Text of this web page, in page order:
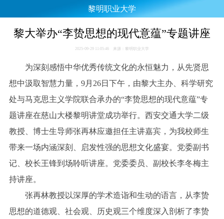
黎明职业大学
黎大举办“李贽思想的现代意蕴”专题讲座
2025-09-29 11:05:46 来源：黎明职业大学
为深刻感悟中华优秀传统文化的永恒魅力，从先贤思
想中汲取智慧力量，9月26日下午，由黎大主办、科学研究
处与马克思主义学院联合承办的“李贽思想的现代意蕴”专
题讲座在慈山大楼黎明讲堂成功举行。西安交通大学二级
教授、博士生导师张再林应邀担任主讲嘉宾，为我校师生
带来一场内涵深刻、启发性强的思想文化盛宴。党委副书
记、校长王锋到场聆听讲座。党委委员、副校长李冬梅主
持讲座。
张再林教授以深厚的学术造诣和生动的语言，从李贽
思想的道德观、社会观、历史观三个维度深入剖析了李贽